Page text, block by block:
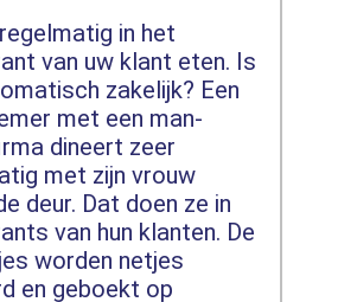
in het
van uw klant eten. Is
zakelijk? Een
met een man-
dineert zeer
met zijn vrouw
deur. Dat doen ze in
van hun klanten. De
worden netjes
en geboekt op